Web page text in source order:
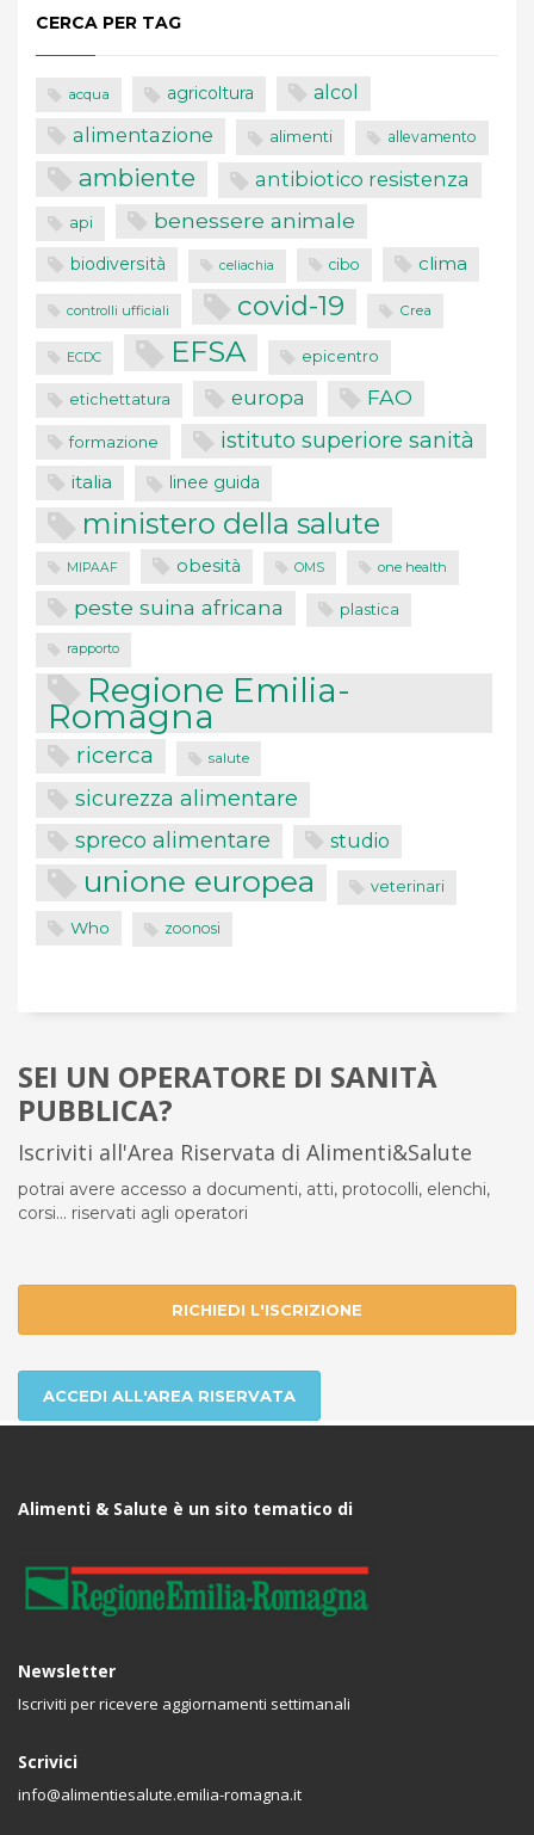
CERCA PER TAG
acqua agricoltura alcol
alimentazione alimenti allevamento
ambiente antibiotico resistenza
api benessere animale
biodiversità celiachia cibo clima
controlli ufficiali covid-19 Crea
ECDC EFSA epicentro
etichettatura europa FAO
formazione istituto superiore sanità
italia linee guida
ministero della salute
MIPAAF obesità OMS one health
peste suina africana plastica
rapporto
Regione Emilia-
Romagna
ricerca salute
sicurezza alimentare
spreco alimentare studio
unione europea veterinari
Who zoonosi
SEI UN OPERATORE DI SANITÀ
PUBBLICA?
Iscriviti all'Area Riservata di Alimenti&Salute
potrai avere accesso a documenti, atti, protocolli, elenchi,
corsi... riservati agli operatori
RICHIEDI L'ISCRIZIONE
ACCEDI ALL'AREA RISERVATA
Alimenti & Salute è un sito tematico di
Newsletter
Iscriviti per ricevere aggiornamenti settimanali
Scrivici
info@alimentiesalute.emilia-romagna.it